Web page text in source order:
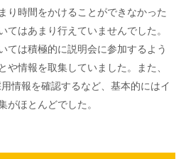
り時間をかけることができなかった
はあまり行えていませんでした。
ては積極的に説明会に参加するよう
情報を取集していました。また、
情報を確認するなど、基本的にはイ
ほとんどでした。